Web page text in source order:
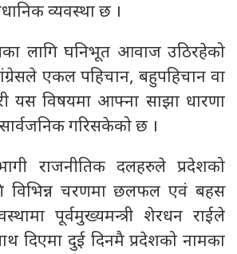
व्यवस्था छ ।
लागि घनिभूत आवाज उठिरहेको
एकल पहिचान, बहुपहिचान वा
यस विषयमा आफ्ना साझा धारणा
गरिसकेको छ ।
राजनीतिक दलहरुले प्रदेशको
विभिन्न चरणमा छलफल एवं बहस
पूर्वमुख्यमन्त्री शेरधन राईले
दिएमा दुई दिनमै प्रदेशको नामका